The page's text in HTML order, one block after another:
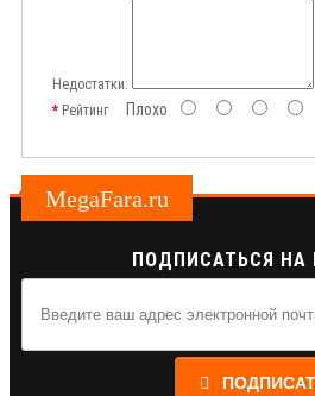
Недостатки:
РейтингПлохо
MegaFara.ru
ПОДПИСАТЬСЯ НА